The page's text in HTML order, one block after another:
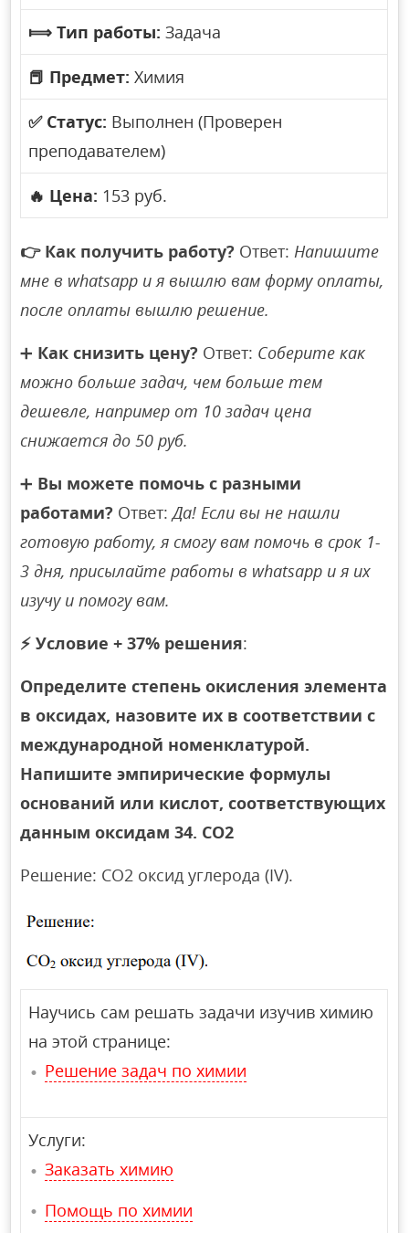
⟾ Тип работы: Задача
📕 Предмет: Химия
✅ Статус: Выполнен (Проверен
преподавателем)
🔥 Цена: 153 руб.
👉 Как получить работу? Ответ:Напишите
мне в whatsapp и я вышлю вам форму оплаты,
после оплаты вышлю решение.
➕ Как снизить цену? Ответ: Соберите как
можно больше задач, чем больше тем
дешевле, например от 10 задач цена
снижается до 50 руб.
➕ Вы можете помочь с разными
работами? Ответ:Да! Если вы не нашли
готовую работу, я смогу вам помочь в срок 1-
3 дня, присылайте работы в whatsapp и я их
изучу и помогу вам.
⚡ Условие + 37% решения:
Определите степень окисления элемента
в оксидах, назовите их в соответствии с
международной номенклатурой.
Напишите эмпирические формулы
оснований или кислот, соответствующих
данным оксидам 34. СО2
Решение: СО2 оксид углерода (IV).
Научись сам решать задачи изучив химию
на этой странице:
Решение задач по химии
Услуги:
Заказать химию
Помощь по химии